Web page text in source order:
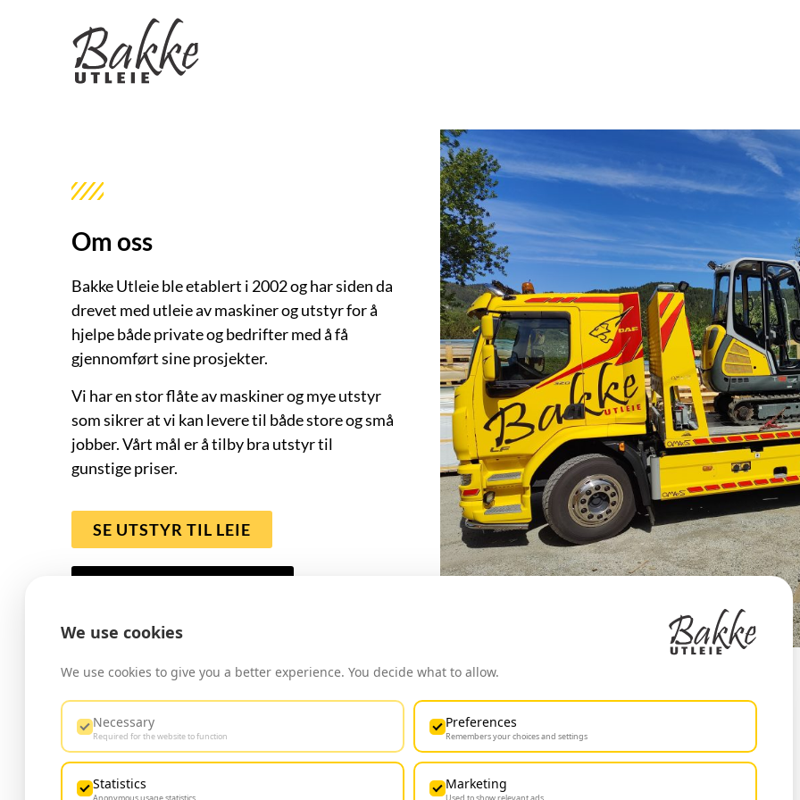
Om oss
Bakke Utleie ble etablert i 2002 og har siden da
drevet med utleie av maskiner og utstyr for å
hjelpe både private og bedrifter med å få
gjennomført sine prosjekter.
Vi har en stor flåte av maskiner og mye utstyr
som sikrer at vi kan levere til både store og små
jobber. Vårt mål er å tilby bra utstyr til
gunstige priser.
SE UTSTYR TIL LEIE
We use cookies
We use cookies to give you a better experience. You decide what to allow.
Necessary
Required for the website to function
Preferences
Remembers your choices and settings
Statistics
Anonymous usage statistics
Marketing
Used to show relevant ads